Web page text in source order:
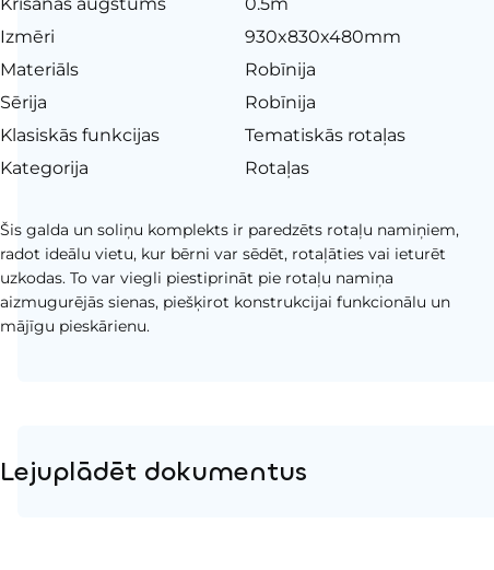
Izmēri
930x830x480mm
Materiāls
Robīnija
Sērija
Robīnija
Klasiskās funkcijas
Tematiskās rotaļas
Kategorija
Rotaļas
Šis galda un soliņu komplekts ir paredzēts rotaļu namiņiem,
radot ideālu vietu, kur bērni var sēdēt, rotaļāties vai ieturēt
uzkodas. To var viegli piestiprināt pie rotaļu namiņa
aizmugurējās sienas, piešķirot konstrukcijai funkcionālu un
mājīgu pieskārienu.
Lejuplādēt dokumentus